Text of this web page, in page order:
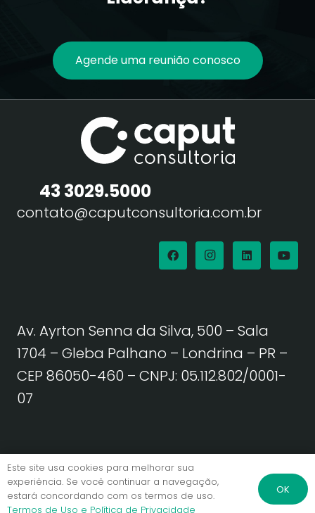
Agende uma reunião conosco
43 3029.5000
contato@caputconsultoria.com.br
Av. Ayrton Senna da Silva, 500 – Sala
1704 – Gleba Palhano – Londrina – PR –
CEP 86050-460 – CNPJ: 05.112.802/0001-
07
Política de Privacidade | Termos de Uso
© Caput Consultoria. Todos os direitos reservados.
Este site usa cookies para melhorar sua
experiência. Se você continuar a navegação,
estará concordando com os termos de uso.
Termos de Uso e Política de Privacidade
OK